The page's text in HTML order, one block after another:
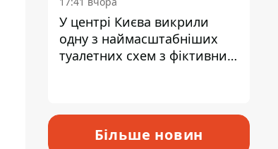
У центрі Києва викрили
одну з наймасштабніших
туалетних схем з фіктивним
Більше новин